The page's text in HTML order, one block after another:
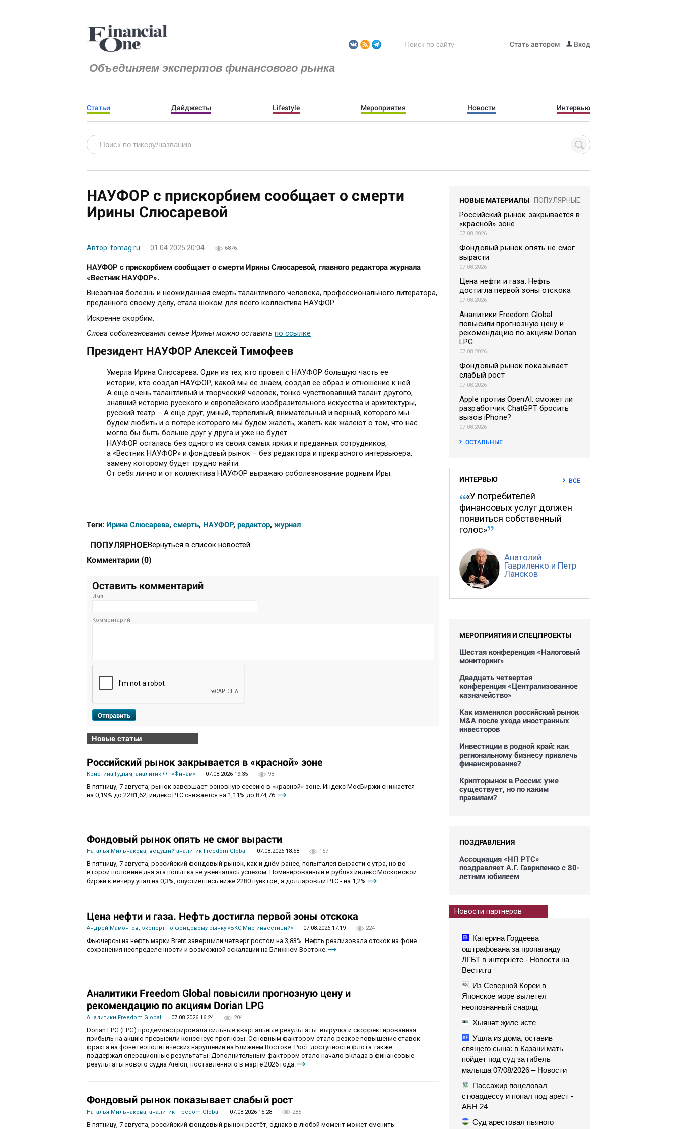
Объединяем экспертов финансового рынка
Стать автором Вход
Статьи Дайджесты Lifestyle Мероприятия Новости Интервью
НАУФОР с прискорбием сообщает о смерти
Ирины Слюсаревой
Автор: fomag.ru 01.04.2025 20:04 6876
НАУФОР с прискорбием сообщает о смерти Ирины Слюсаревой, главного редактора журнала
«Вестник НАУФОР».
Внезапная болезнь и неожиданная смерть талантливого человека, профессионального литератора,
преданного своему делу, стала шоком для всего коллектива НАУФОР.
Искренне скорбим.
Слова соболезнования семье Ирины можно оставить по ссылке
Президент НАУФОР Алексей Тимофеев
Умерла Ирина Слюсарева. Один из тех, кто провел с НАУФОР большую часть ее
истории, кто создал НАУФОР, какой мы ее знаем, создал ее образ и отношение к ней ...
А еще очень талантливый и творческий человек, тонко чувствовавший талант другого,
знавший историю русского и европейского изобразительного искусства и архитектуры,
русский театр … А еще друг, умный, терпеливый, внимательный и верный, которого мы
будем любить и о потере которого мы будем жалеть, жалеть как жалеют о том, что нас
могло бы быть больше друг у друга и уже не будет.
НАУФОР осталась без одного из своих самых ярких и преданных сотрудников,
а «Вестник НАУФОР» и фондовый рынок – без редактора и прекрасного интервьюера,
замену которому будет трудно найти.
От себя лично и от коллектива НАУФОР выражаю соболезнование родным Иры.
Теги: Ирина Слюсарева, смерть, НАУФОР, редактор, журнал
ПОПУЛЯРНОЕВернуться в список новостей
Комментарии (0)
Оставить комментарий
Имя
Комментарий
Отправить
Новые статьи
Российский рынок закрывается в «красной» зоне
Кристина Гудым, аналитик ФГ «Финам» 07.08.2026 19:35 98
В пятницу, 7 августа, рынок завершает основную сессию в «красной» зоне. Индекс МосБиржи снижается
на 0,19% до 2281,62, индекс РТС снижается на 1,11% до 874,76.
Фондовый рынок опять не смог вырасти
Наталья Мильчакова, ведущий аналитик Freedom Global 07.08.2026 18:58 157
В пятницу, 7 августа, российский фондовый рынок, как и днём ранее, попытался вырасти с утра, но во
второй половине дня эта попытка не увенчалась успехом. Номинированный в рублях индекс Московской
биржи к вечеру упал на 0,3%, опустившись ниже 2280 пунктов, а долларовый РТС - на 1,2%.
Цена нефти и газа. Нефть достигла первой зоны отскока
Андрей Мамонтов, эксперт по фондовому рынку «БКС Мир инвестиций» 07.08.2026 17:19 224
Фьючерсы на нефть марки Brent завершили четверг ростом на 3,83%. Нефть реализовала отскок на фоне
сохранения неопределенности и возможной эскалации на Ближнем Востоке.
Аналитики Freedom Global повысили прогнозную цену и
рекомендацию по акциям Dorian LPG
Аналитики Freedom Global 07.08.2026 16:24 204
Dorian LPG (LPG) продемонстрировала сильные квартальные результаты: выручка и скорректированная
прибыль на акцию превысили консенсус-прогнозы. Основным фактором стало резкое повышение ставок
фрахта на фоне геополитических нарушений на Ближнем Востоке. Рост доступности флота также
поддержал операционные результаты. Дополнительным фактором стало начало вклада в финансовые
результаты нового судна Areion, поставленного в марте 2026 года.
Фондовый рынок показывает слабый рост
Наталья Мильчакова, аналитик Freedom Global 07.08.2026 15:28 285
В пятницу, 7 августа, российский фондовый рынок растёт, однако в любой момент может сменить
НОВЫЕ МАТЕРИАЛЫ ПОПУЛЯРНЫЕ
Российский рынок закрывается в
«красной» зоне
07.08.2026
Фондовый рынок опять не смог
вырасти
07.08.2026
Цена нефти и газа. Нефть
достигла первой зоны отскока
07.08.2026
Аналитики Freedom Global
повысили прогнозную цену и
рекомендацию по акциям Dorian
LPG
07.08.2026
Фондовый рынок показывает
слабый рост
07.08.2026
Apple против OpenAI: сможет ли
разработчик ChatGPT бросить
вызов iPhone?
07.08.2026
ОСТАЛЬНЫЕ
ИНТЕРВЬЮ ВСЕ
«У потребителей
финансовых услуг должен
появиться собственный
голос»
Анатолий
Гавриленко и Петр
Лансков
МЕРОПРИЯТИЯ И СПЕЦПРОЕКТЫ
Шестая конференция «Налоговый
мониторинг»
Двадцать четвертая
конференция «Централизованное
казначейство»
Как изменился российский рынок
M&A после ухода иностранных
инвесторов
Инвестиции в родной край: как
региональному бизнесу привлечь
финансирование?
Крипторынок в России: уже
существует, но по каким
правилам?
ПОЗДРАВЛЕНИЯ
Ассоциация «НП РТС»
поздравляет А.Г. Гавриленко с 80-
летним юбилеем
Новости партнеров
Катерина Гордеева
оштрафована за пропаганду
ЛГБТ в интернете - Новости на
Вести.ru
Из Северной Кореи в
Японское море вылетел
неопознанный снаряд
Хыянәт җиле исте
Ушла из дома, оставив
спящего сына: в Казани мать
пойдет под суд за гибель
малыша 07/08/2026 – Новости
Пассажир поцеловал
стюардессу и попал под арест -
АБН 24
Суд арестовал пьяного